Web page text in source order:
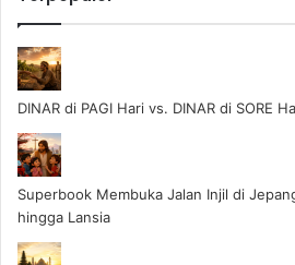
DINAR di PAGI Hari vs. DINAR di SORE
Superbook Membuka Jalan Injil di
hingga Lansia